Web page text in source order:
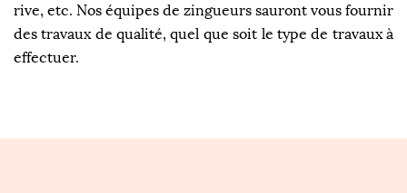
rive, etc. Nos équipes de zingueurs sauront vous fournir
des travaux de qualité, quel que soit le type de travaux à
effectuer.